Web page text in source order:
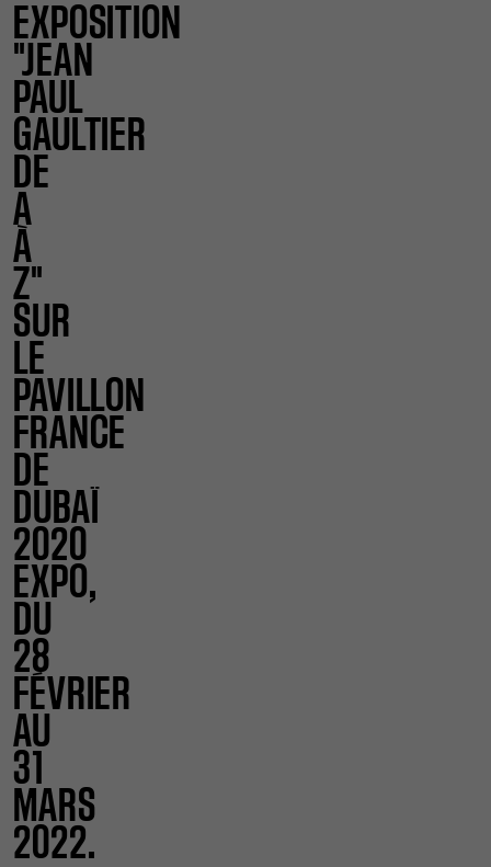
EXPOSITION
"JEAN
PAUL
GAULTIER
DE
A
À
Z"
SUR
LE
PAVILLON
FRANCE
DE
DUBAÏ
2020
EXPO,
DU
28
FÉVRIER
AU
31
MARS
2022.